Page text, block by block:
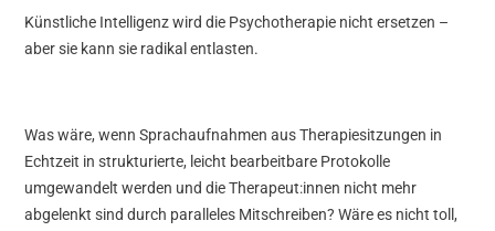
Künstliche Intelligenz wird die Psychotherapie nicht ersetzen –
aber sie kann sie radikal entlasten.
Was wäre, wenn Sprachaufnahmen aus Therapiesitzungen in
Echtzeit in strukturierte, leicht bearbeitbare Protokolle
umgewandelt werden und die Therapeut:innen nicht mehr
abgelenkt sind durch paralleles Mitschreiben? Wäre es nicht toll,